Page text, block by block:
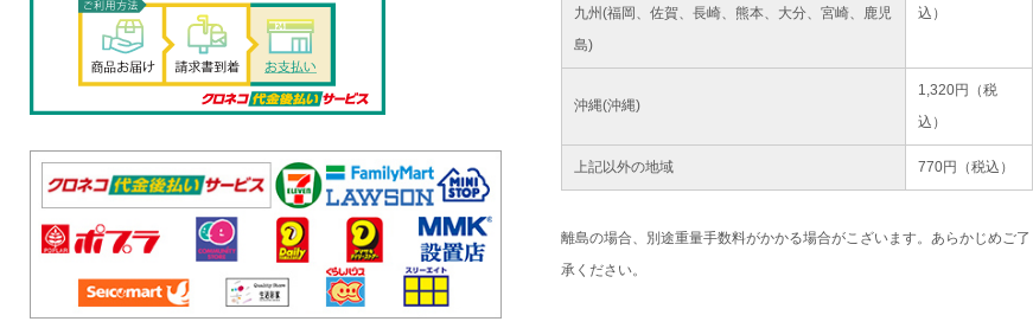
九州(福岡、佐賀、長崎、熊本、大分、宮崎、鹿児
島)
込）
沖縄(沖縄)
1,320円（税
込）
上記以外の地域 770円（税込）
離島の場合、別途重量手数料がかかる場合がこざいます。あらかじめご了
承ください。